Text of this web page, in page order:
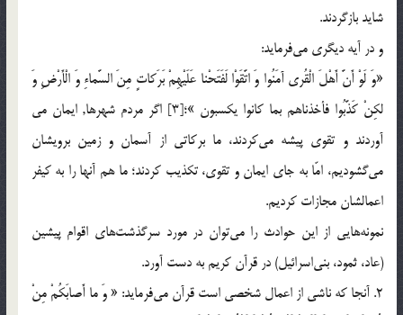
شايد بازگردند.
و در آيه ديگري مي‌فرمايد:
«وَ لَوْ أَنَّ أَهْلَ الْقُرى آمَنُوا وَ اتَّقَوْا لَفَتَحْنا عَلَيْهِمْ بَرَكاتٍ مِنَ السَّماءِ وَ الْأَرْضِ وَ
لكِنْ كَذَّبُوا فأخذناهم بما کانوا يکسبون »؛[3] اگر مردم شهرها, ايمان مي
آوردند و تقوي پيشه مي‌كردند، ما بركاتي از آسمان و زمين برويشان
مي‌گشوديم، امّا به جاي ايمان و تقوي، تكذيب كردند؛ ما هم آنها را به کيفر
اعمالشان مجازات کرديم.
نمونه‌هايي از اين حوادث را مي‌توان در مورد سرگذشت‌هاي اقوام پيشين
(عاد، ثمود، بني‌اسرائيل) در قرآن كريم به دست آورد.
2. آنجا كه ناشي از اعمال شخصي است قرآن مي‌فرمايد: « وَ ما أَصابَكُمْ مِنْ